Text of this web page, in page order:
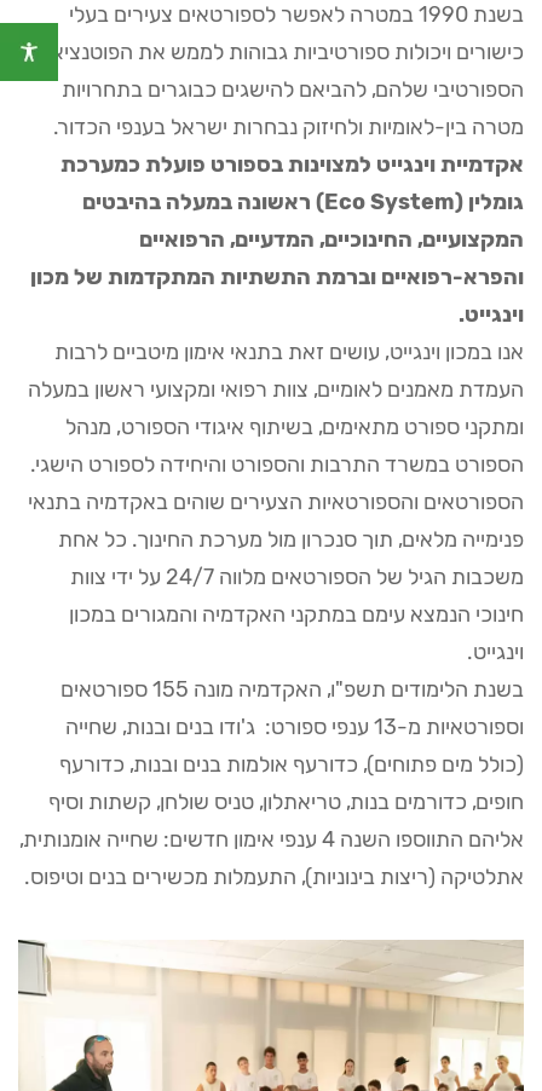
בשנת 1990 במטרה לאפשר לספורטאים צעירים בעלי
כישורים ויכולות ספורטיביות גבוהות לממש את הפוטנציאל
הספורטיבי שלהם, להביאם להישגים כבוגרים בתחרויות
מטרה בין-לאומיות ולחיזוק נבחרות ישראל בענפי הכדור.
אקדמיית וינגייט למצוינות בספורט פועלת כמערכת
גומלין (Eco System) ראשונה במעלה בהיבטים
המקצועיים, החינוכיים, המדעיים, הרפואיים
והפרא-רפואיים וברמת התשתיות המתקדמות של מכון
וינגייט.
אנו במכון וינגייט, עושים זאת בתנאי אימון מיטביים לרבות
העמדת מאמנים לאומיים, צוות רפואי ומקצועי ראשון במעלה
ומתקני ספורט מתאימים, בשיתוף איגודי הספורט, מנהל
הספורט במשרד התרבות והספורט והיחידה לספורט הישגי.
הספורטאים והספורטאיות הצעירים שוהים באקדמיה בתנאי
פנימייה מלאים, תוך סנכרון מול מערכת החינוך. כל אחת
משכבות הגיל של הספורטאים מלווה 24/7 על ידי צוות
חינוכי הנמצא עימם במתקני האקדמיה והמגורים במכון
וינגייט.
בשנת הלימודים תשפ"ו, האקדמיה מונה 155 ספורטאים
וספורטאיות מ-13 ענפי ספורט: ג'ודו בנים ובנות, שחייה
(כולל מים פתוחים), כדורעף אולמות בנים ובנות, כדורעף
חופים, כדורמים בנות, טריאתלון, טניס שולחן, קשתות וסיף
אליהם התווספו השנה 4 ענפי אימון חדשים: שחייה אומנותית,
אתלטיקה (ריצות בינוניות), התעמלות מכשירים בנים וטיפוס.